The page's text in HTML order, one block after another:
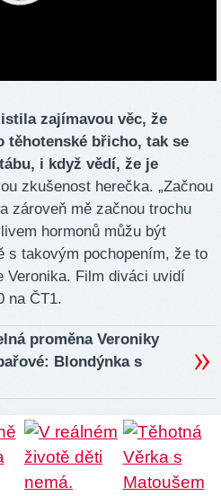
zajímavou věc, že
těhotenské břicho, tak se
i když vědí, že je
zkušenost herečka. „Začnou
zároveň mě začnou trochu
hormonů můžu být
s takovým pochopením, že to
Veronika. Film diváci uvidí
na ČT1.
proměna Veroniky
Blondýnka s